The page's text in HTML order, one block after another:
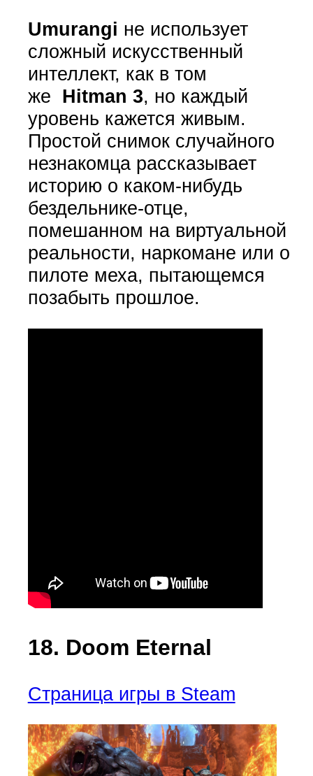
Umurangi не использует
сложный искусственный
интеллект, как в том
же Hitman 3, но каждый
уровень кажется живым.
Простой снимок случайного
незнакомца рассказывает
историю о каком-нибудь
бездельнике-отце,
помешанном на виртуальной
реальности, наркомане или о
пилоте меха, пытающемся
позабыть прошлое.
18. Doom Eternal
Страница игры в Steam